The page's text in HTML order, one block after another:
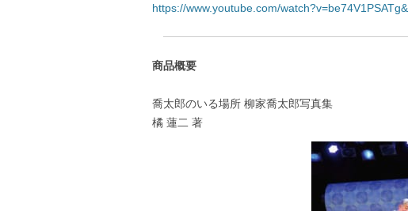
https://www.youtube.com/
商品概要
喬太郎のいる場所 柳家喬太郎写真集
橘 蓮二 著